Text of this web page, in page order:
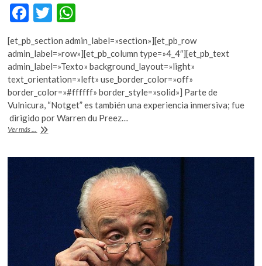
F
e
b
o
o
k
T
w
itt
er
h
at
s
A
p
p
[et_pb_section admin_label=»section»][et_pb_row
admin_label=»row»][et_pb_column type=»4_4″][et_pb_text
admin_label=»Texto» background_layout=»light»
text_orientation=»left» use_border_color=»off»
border_color=»#ffffff» border_style=»solid»] Parte de
Vulnicura, “Notget” es también una experiencia inmersiva; fue
dirigido por Warren du Preez…
Ver más ...
Lo